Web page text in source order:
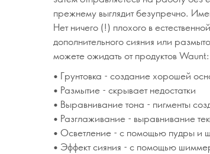
прежнему выглядит безупречно.
Нет ничего (!) плохого в
дополнительного сияния или
можете ожидать от продуктов Waunt:
• Грунтовка - создание хорошей
• Размытие - скрывает недостатки
• Выравнивание тона - пигменты
• Разглаживание - выравнивание
• Осветление - с помощью пудры и
• Эффект сияния - с помощью